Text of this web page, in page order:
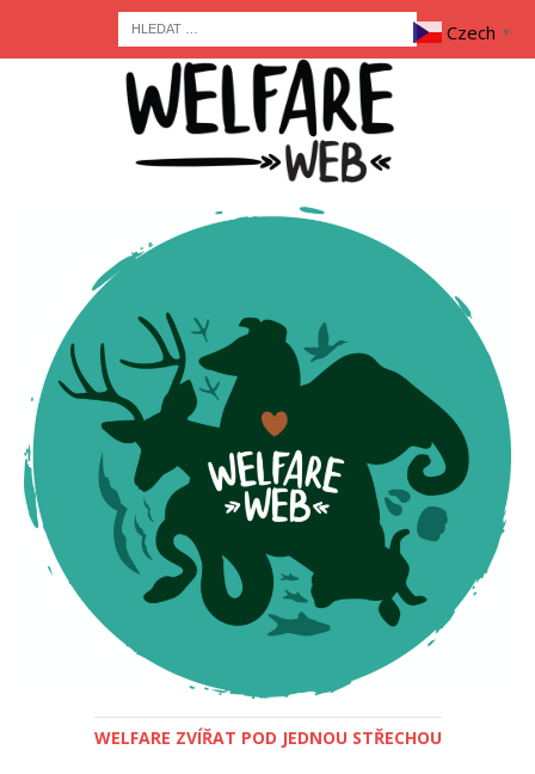
WELFARE ZVÍŘAT POD JEDNOU STŘECHOU
Czech ▼